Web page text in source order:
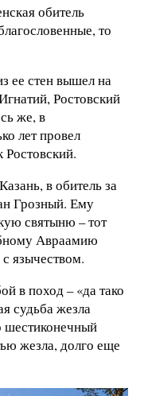
обитель
то
ее стен вышел на
Ростовский
же, в
лет провел
в обитель за
Грозный. Ему
святыню – тот
Авраамию
язычеством.
в поход – «да тако
судьба жезла
шестиконечный
жезла, долго еще